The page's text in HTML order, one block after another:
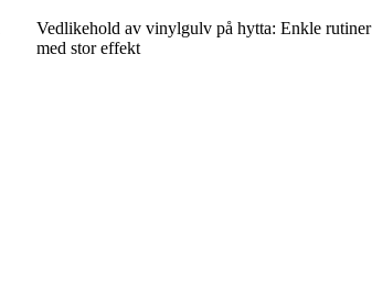
Vedlikehold av vinylgulv på hytta: Enkle rutiner
med stor effekt